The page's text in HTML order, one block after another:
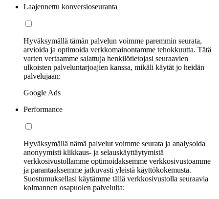
Laajennettu konversioseuranta
Hyväksymällä tämän palvelun voimme paremmin seurata,
arvioida ja optimoida verkkomainontamme tehokkuutta. Tätä
varten vertaamme salattuja henkilötietojasi seuraavien
ulkoisten palveluntarjoajien kanssa, mikäli käytät jo heidän
palvelujaan:
Google Ads
Performance
Hyväksymällä nämä palvelut voimme seurata ja analysoida
anonyymisti klikkaus- ja selauskäyttäytymistä
verkkosivustollamme optimoidaksemme verkkosivustoamme
ja parantaaksemme jatkuvasti yleistä käyttökokemusta.
Suostumuksellasi käytämme tällä verkkosivustolla seuraavia
kolmannen osapuolen palveluita: